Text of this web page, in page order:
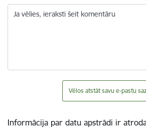
Ja vēlies, ieraksti šeit komentāru
Vēlos atstāt savu e-pastu
Informācija par datu apstrādi ir